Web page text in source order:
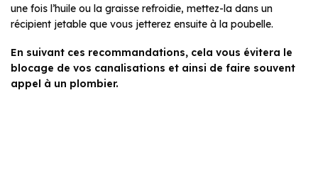
une fois l’huile ou la graisse refroidie, mettez-la dans un
récipient jetable que vous jetterez ensuite à la poubelle.
En suivant ces recommandations, cela vous évitera le
blocage de vos canalisations et ainsi de faire souvent
appel à un plombier.